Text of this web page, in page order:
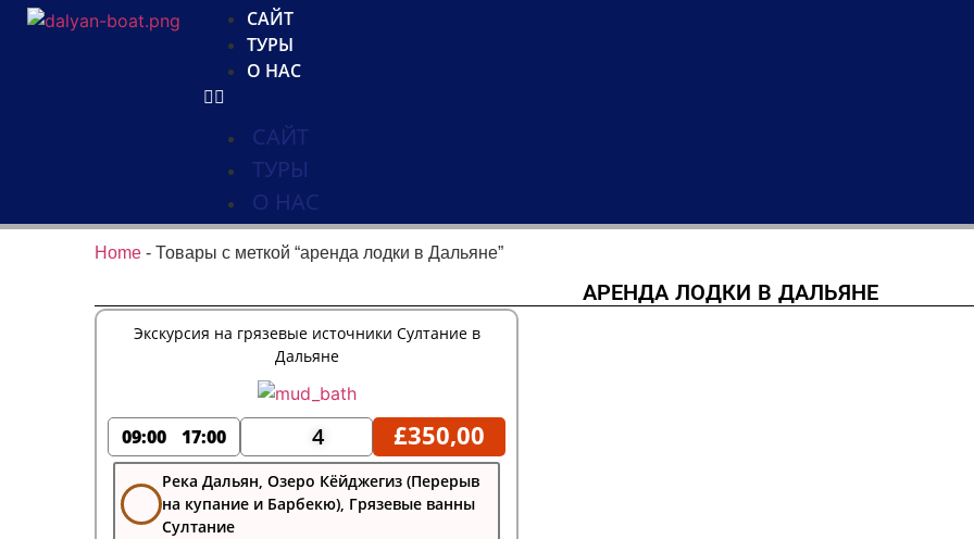
САЙТ
ТУРЫ
О НАС
САЙТ
ТУРЫ
О НАС
Home - Товары с меткой “аренда лодки в Дальяне”
АРЕНДА ЛОДКИ В ДАЛЬЯНЕ
Экскурсия на грязевые источники Султание в
Дальяне
09:00 17:00 4 £350,00
Река Дальян, Озеро Кёйджегиз (Перерыв
на купание и Барбекю), Грязевые ванны
Султание